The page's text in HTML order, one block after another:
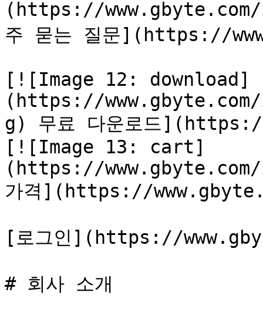
(https://
주 묻는 질문](https://
[![Image 12: download]
(https://www.gbyte.com/
g) 무료 다운로드
[![Image 13: cart]
(https://
가격](https://
[로그인](https://
# 회사 소개